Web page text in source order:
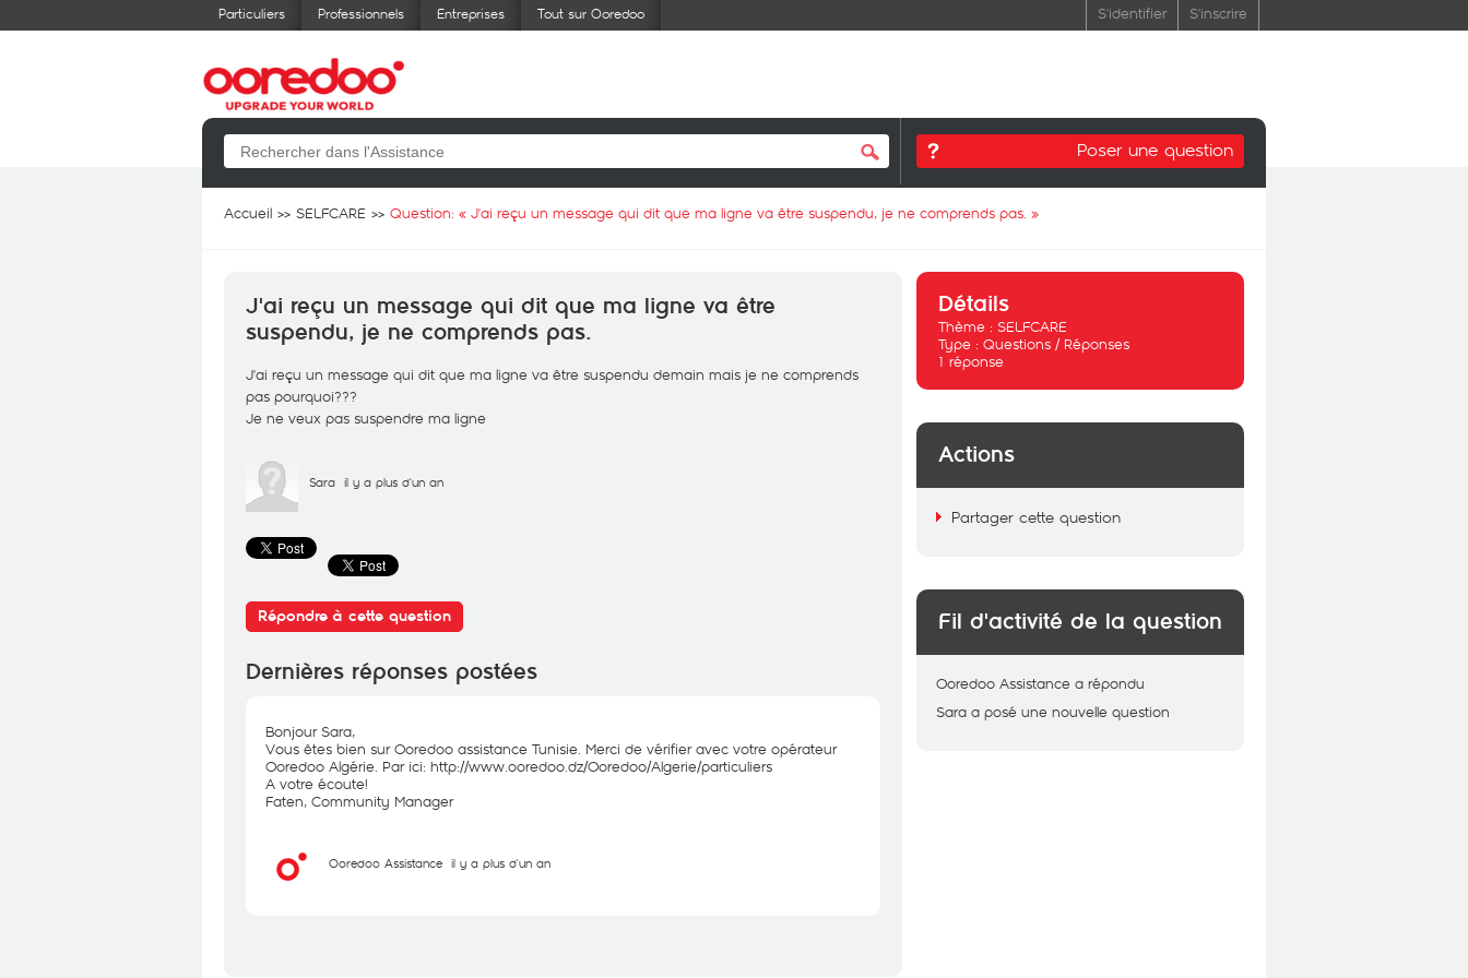
Particuliers Professionnels Entreprises Tout sur Ooredoo S'identifier S'inscrire
Poser une question
Accueil SELFCARE Question: « J'ai reçu un message qui dit que ma ligne va être suspendu, je ne comprends pas. »
J'ai reçu un message qui dit que ma ligne va être
suspendu, je ne comprends pas.
J'ai reçu un message qui dit que ma ligne va être suspendu demain mais je ne comprends
pas pourquoi???
Je ne veux pas suspendre ma ligne
Sara il y a plus d'un an
Répondre à cette question
Dernières réponses postées
Bonjour Sara,
Vous êtes bien sur Ooredoo assistance Tunisie. Merci de vérifier avec votre opérateur
Ooredoo Algérie. Par ici: http://www.ooredoo.dz/Ooredoo/Algerie/particuliers
A votre écoute!
Faten, Community Manager
Ooredoo Assistance il y a plus d'un an
Détails
Thème : SELFCARE
Type : Questions / Réponses
1 réponse
Actions
Partager cette question
Fil d'activité de la question
Ooredoo Assistance a répondu
Sara a posé une nouvelle question